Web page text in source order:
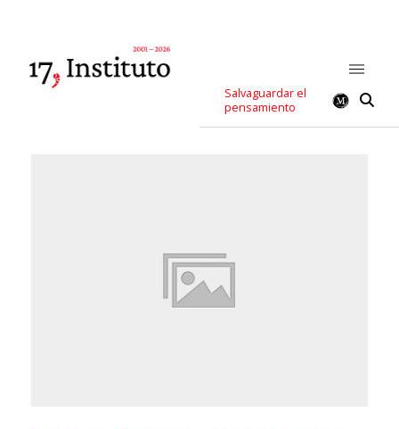
Salvaguardar el
pensamiento